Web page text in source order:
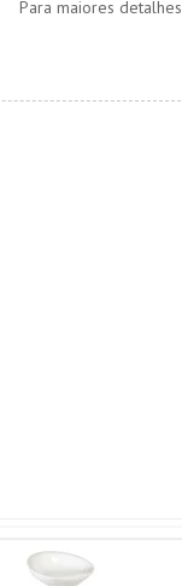
Para maiores detalhes